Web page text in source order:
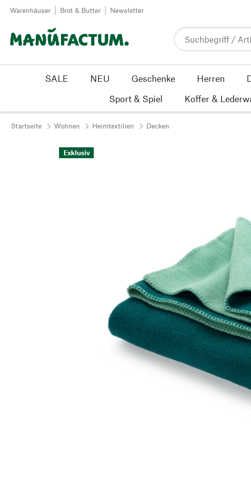
Zum Inhalt springen
Warenhäuser Brot & Butter Newsletter
SALE NEU Geschenke Herren
Sport & Spiel
Koffer &
Startseite Wohnen Heimtextilien Decken
Exklusiv